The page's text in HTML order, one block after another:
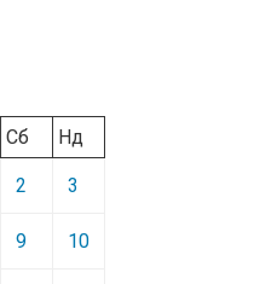
Сб Нд
2 3
9 10